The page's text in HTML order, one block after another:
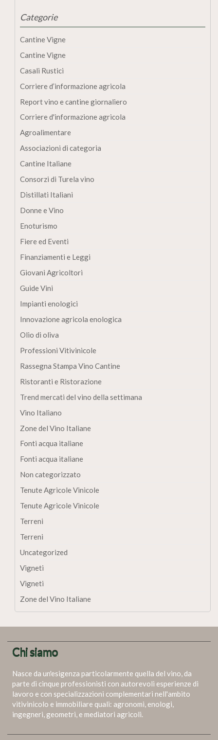
Categorie
Cantine Vigne
Cantine Vigne
Casali Rustici
Corriere d’informazione agricola
Report vino e cantine giornaliero
Corriere d'informazione agricola
Agroalimentare
Associazioni di categoria
Cantine Italiane
Consorzi di Turela vino
Distillati Italiani
Donne e Vino
Enoturismo
Fiere ed Eventi
Finanziamenti e Leggi
Giovani Agricoltori
Guide Vini
Impianti enologici
Innovazione agricola enologica
Olio di oliva
Professioni Vitivinicole
Rassegna Stampa Vino Cantine
Ristoranti e Ristorazione
Trend mercati del vino della settimana
Vino Italiano
Zone del Vino Italiane
Fonti acqua italiane
Fonti acqua italiane
Non categorizzato
Tenute Agricole Vinicole
Tenute Agricole Vinicole
Terreni
Terreni
Uncategorized
Vigneti
Vigneti
Zone del Vino Italiane
Chi siamo
Nasce da un'esigenza particolarmente quella del vino, da
parte di cinque professionisti con autorevoli esperienze di
lavoro e con specializzazioni complementari nell'ambito
vitivinicolo e immobiliare quali: agronomi, enologi,
ingegneri, geometri, e mediatori agricoli.